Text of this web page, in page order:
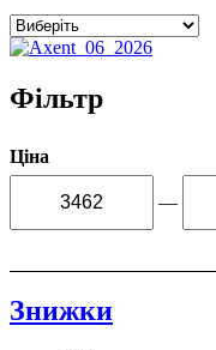
Фільтр
Ціна
—
Знижки